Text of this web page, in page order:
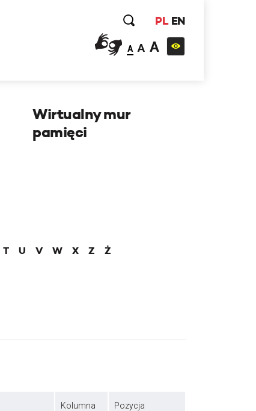
PL EN
A A A
Wirtualny mur
pamięci
T U V W X Z
Ż
Kolumna Pozycja